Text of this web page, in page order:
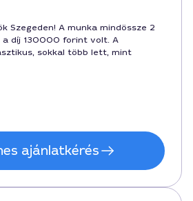
Szegeden! A munka mindössze 2
a díj 130000 forint volt. A
sokkal több lett, mint
ajánlatkérés